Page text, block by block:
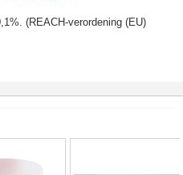
(REACH-verordening (EU)